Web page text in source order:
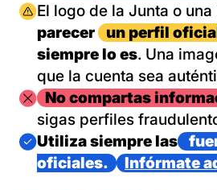
Imagen
El logo de la Junta o
parecer
un perfil
siempre lo es. Una
que la cuenta sea
ImagenNo compartas
sigas perfiles
Imagen
Utiliza siempre las
oficiales.
Infórmate